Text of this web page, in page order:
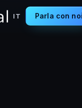
IT Parla con